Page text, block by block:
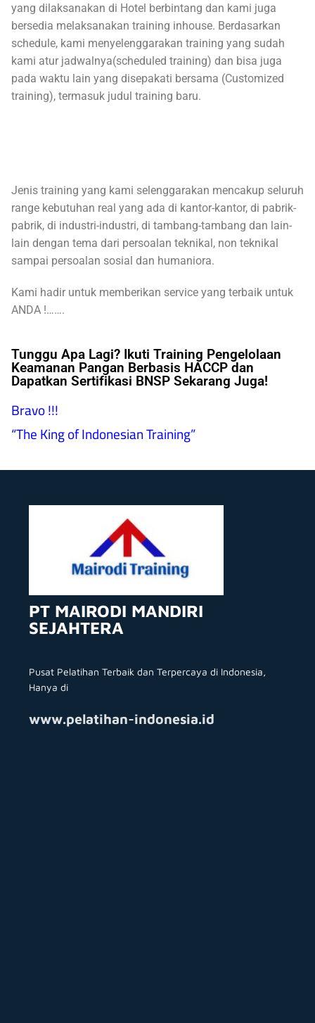
yang dilaksanakan di Hotel berbintang dan kami juga
bersedia melaksanakan training inhouse. Berdasarkan
schedule, kami menyelenggarakan training yang sudah
kami atur jadwalnya(scheduled training) dan bisa juga
pada waktu lain yang disepakati bersama (Customized
training), termasuk judul training baru.
Jenis training yang kami selenggarakan mencakup seluruh
range kebutuhan real yang ada di kantor-kantor, di pabrik-
pabrik, di industri-industri, di tambang-tambang dan lain-
lain dengan tema dari persoalan teknikal, non teknikal
sampai persoalan sosial dan humaniora.
Kami hadir untuk memberikan service yang terbaik untuk
ANDA !…….
Tunggu Apa Lagi? Ikuti Training Pengelolaan
Keamanan Pangan Berbasis HACCP dan
Dapatkan Sertifikasi BNSP Sekarang Juga!
Bravo !!!
“The King of Indonesian Training”
PT MAIRODI MANDIRI
SEJAHTERA
Pusat Pelatihan Terbaik dan Terpercaya di Indonesia,
Hanya di
www.pelatihan-indonesia.id